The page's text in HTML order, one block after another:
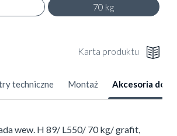
70 kg
Karta produktu
techniczne Montaż Akcesoria
wew. H 89/ L550/ 70 kg/ grafit,